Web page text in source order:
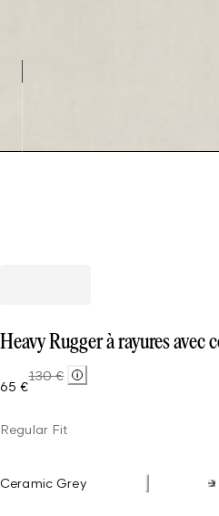
Heavy Rugger à rayures avec
65 €
130 €
Regular Fit
Ceramic Grey